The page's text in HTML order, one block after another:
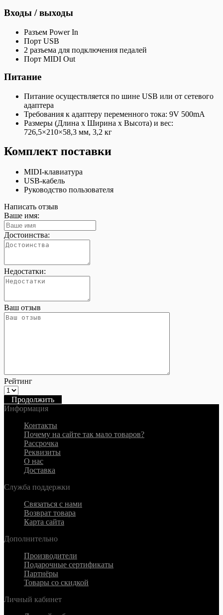
Входы / выходы
Разъем Power In
Порт USB
2 разъема для подключения педалей
Порт MIDI Out
Питание
Питание осуществляется по шине USB или от сетевого
адаптера
Требования к адаптеру переменного тока: 9V 500mA
Размеры (Длина х Ширина х Высота) и вес:
726,5×210×58,3 мм, 3,2 кг
Комплект поставки
MIDI-клавиатура
USB-кабель
Руководство пользователя
Написать отзыв
Ваше имя:
Достоинства:
Недостатки:
Ваш отзыв
Рейтинг
Продолжить
Информация
Контакты
Почему на сайте так мало товаров?
Рассрочка
Реквизиты
О нас
Доставка
Служба поддержки
Связаться с нами
Возврат товара
Карта сайта
Дополнительно
Производители
Подарочные сертификаты
Партнёры
Товары со скидкой
Личный кабинет